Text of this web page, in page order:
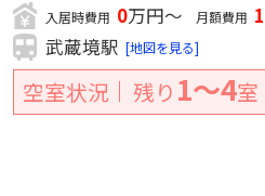
入居時費用 0万円～ 月額費用
武蔵境駅 [地図を見る]
空室状況 残り 1〜4室